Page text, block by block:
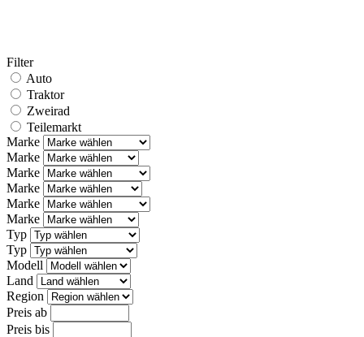
Filter
Auto
Traktor
Zweirad
Teilemarkt
Marke
Marke
Marke
Marke
Marke
Marke
Typ
Typ
Modell
Land
Region
Preis ab
Preis bis